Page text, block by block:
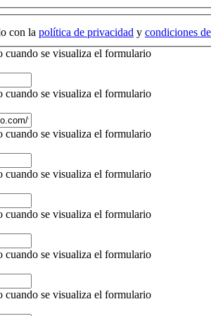
con la política de privacidad y condiciones
cuando se visualiza el formulario
cuando se visualiza el formulario
cuando se visualiza el formulario
cuando se visualiza el formulario
cuando se visualiza el formulario
cuando se visualiza el formulario
cuando se visualiza el formulario